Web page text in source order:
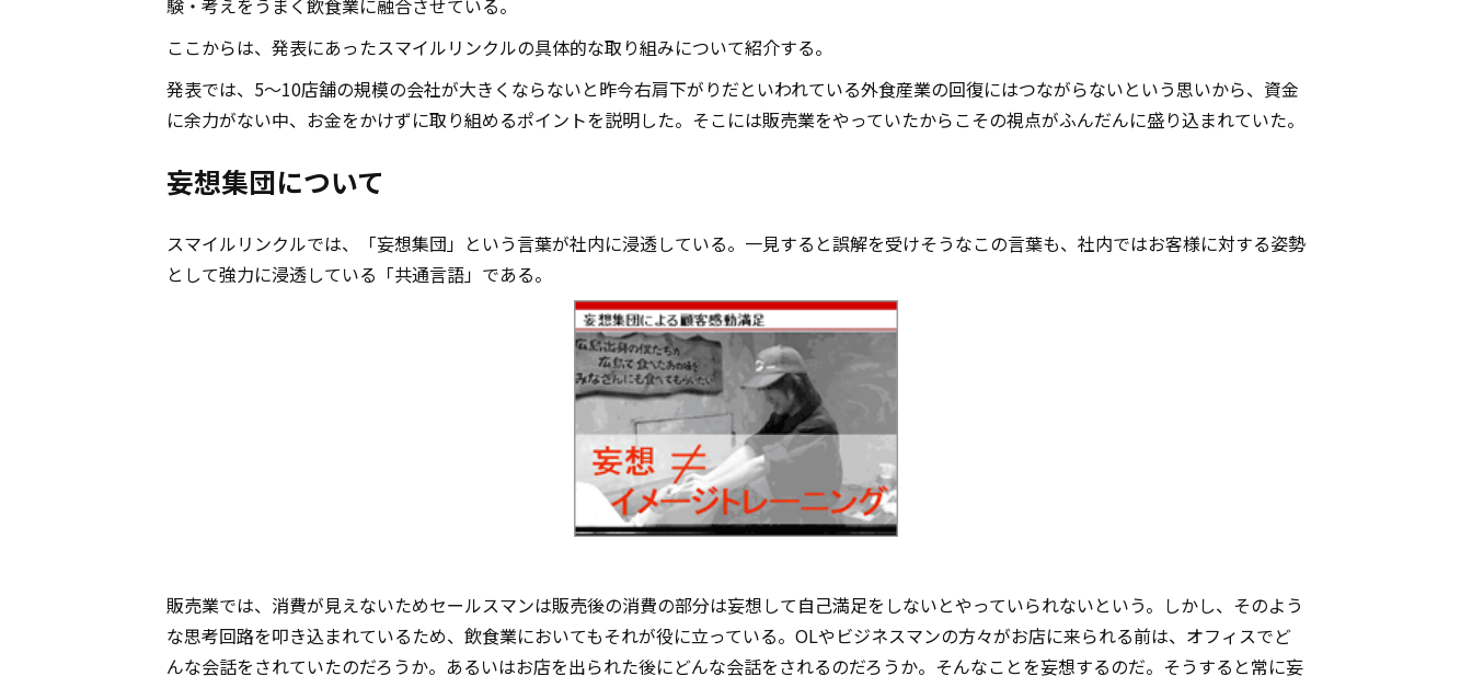
ここからは、発表にあったスマイルリンクルの具体的な取り組みについて紹介する。
発表では、5～10店舗の規模の会社が大きくならないと昨今右肩下がりだといわれている外食産業の回復にはつながらないという思いから、資金
に余力がない中、お金をかけずに取り組めるポイントを説明した。そこには販売業をやっていたからこその視点がふんだんに盛り込まれていた。
妄想集団について
スマイルリンクルでは、「妄想集団」という言葉が社内に浸透している。一見すると誤解を受けそうなこの言葉も、社内ではお客様に対する姿勢
として強力に浸透している「共通言語」である。
販売業では、消費が見えないためセールスマンは販売後の消費の部分は妄想して自己満足をしないとやっていられないという。しかし、そのよう
な思考回路を叩き込まれているため、飲食業においてもそれが役に立っている。OLやビジネスマンの方々がお店に来られる前は、オフィスでど
んな会話をされていたのだろうか。あるいはお店を出られた後にどんな会話をされるのだろうか。そんなことを妄想するのだ。そうすると常に妄